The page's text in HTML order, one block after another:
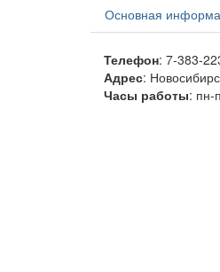
Основная
Телефон: 7-383-
Адрес:
Часы работы: пн-